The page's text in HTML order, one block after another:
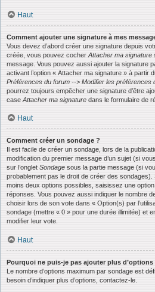
Haut
Comment ajouter une signature à mes
Vous devez d’abord créer une signature depuis
créée, vous pouvez cocher Attacher ma signature
message. Vous pouvez aussi ajouter la signature
activant l’option « Attacher ma signature » à partir
Préférences du forum --> Modifier les préférences
pourrez toujours empêcher une signature d’être
case Attacher ma signature dans le formulaire de
Haut
Comment créer un sondage ?
Il est facile de créer un sondage, lors de la
modification du premier message d’un sujet (si
sur l’onglet Sondage sous la partie message (si
probablement pas le droit de créer des
moins deux options possibles, saisissez une
réponses. Vous pouvez aussi indiquer le nombre
choisir lors de son vote dans « Option(s) par
sondage (mettre « 0 » pour une durée illimitée) et
modifier leur vote.
Haut
Pourquoi ne puis-je pas ajouter plus d’options
Le nombre d’options maximum par sondage est
besoin d’indiquer plus d’options, contactez-le.